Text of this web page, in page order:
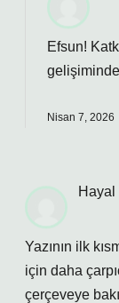
Efsun!
gelişiminde
Nisan 7, 2026
Hayal
Yazının ilk
için daha
çerçeveye